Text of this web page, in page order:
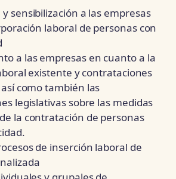
sensibilización a las empresas
laboral de personas con
a las empresas en cuanto a la
existente y contrataciones
como también las
legislativas sobre las medidas
la contratación de personas
de inserción laboral de